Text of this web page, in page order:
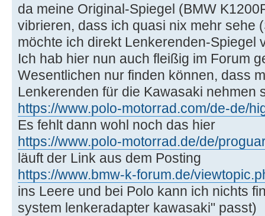
da meine Original-Spiegel (BMW
vibrieren, dass ich quasi nix mehr sehe
möchte ich direkt Lenkerenden-Spiegel
Ich hab hier nun auch fleißig im Forum
Wesentlichen nur finden können, dass
Lenkerenden für die Kawasaki nehmen
https://www.polo-motorrad.com/de-de/
Es fehlt dann wohl noch das hier
https://www.polo-motorrad.de/de/
läuft der Link aus dem Posting
https://www.bmw-k-forum.de/
ins Leere und bei Polo kann ich nichts
system lenkeradapter kawasaki" passt)